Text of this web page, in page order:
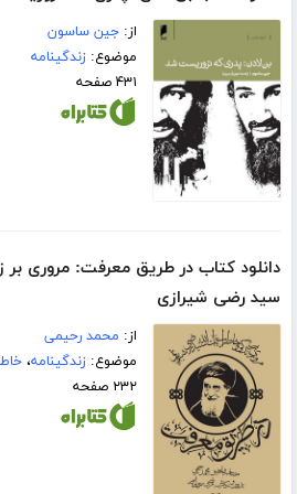
از:جین ساسون
موضوع:زندگینامه
۴۳۱ صفحه
دانلود کتاب در طریق معرفت: مروری بر
سید رضی شیرازی‌‫
از: محمد رحیمی
موضوع:زندگینامه،
۲۳۲ صفحه